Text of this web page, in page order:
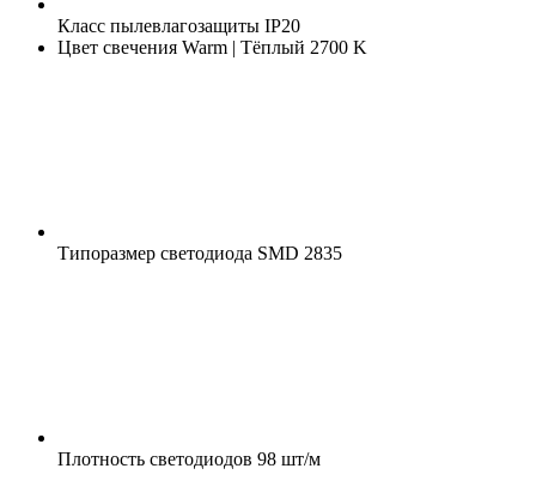
Класс пылевлагозащиты IP20
Цвет свечения Warm | Тёплый 2700 K
Типоразмер светодиода SMD 2835
Плотность светодиодов 98 шт/м